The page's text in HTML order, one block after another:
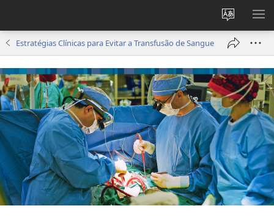
Alterar
a
língua
do
site
Estratégias Clínicas para Evitar a Transfusão de Sangue